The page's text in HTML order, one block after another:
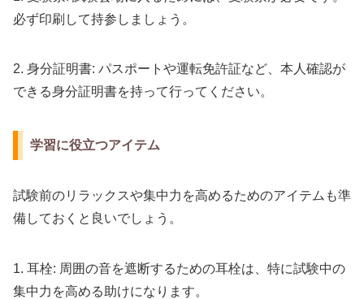
必ず印刷して持参しましょう。
2. 身分証明書: パスポートや運転免許証など、本人確認が
できる身分証明書を持って行ってください。
学習に役立つアイテム
試験前のリラックスや集中力を高めるためのアイテムも準
備しておくと良いでしょう。
1. 耳栓: 周囲の音を遮断するための耳栓は、特に試験中の
集中力を高める助けになります。